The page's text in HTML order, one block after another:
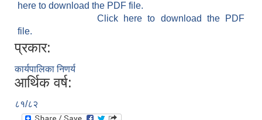
here to download the PDF file.
Click here to download the PDF
file.
प्रकार:
कार्यपालिका निणर्य
आर्थिक वर्ष:
८१/८२